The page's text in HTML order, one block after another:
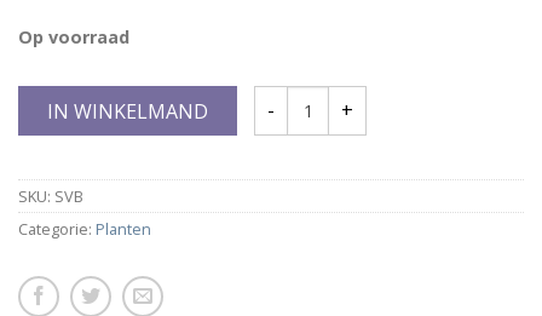
Op voorraad
IN WINKELMAND
SKU: SVB
Categorie: Planten